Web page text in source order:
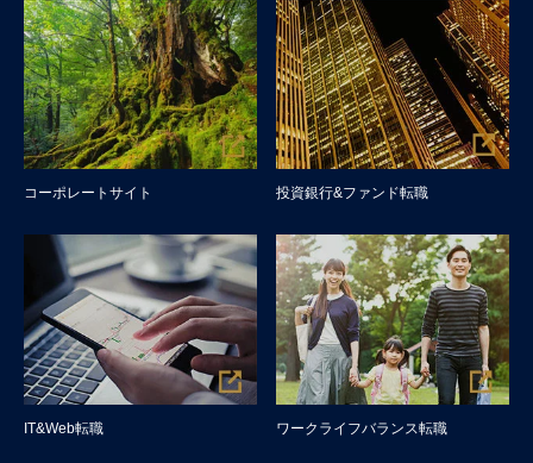
コーポレートサイト 投資銀行&ファンド転職
IT&Web転職 ワークライフバランス転職